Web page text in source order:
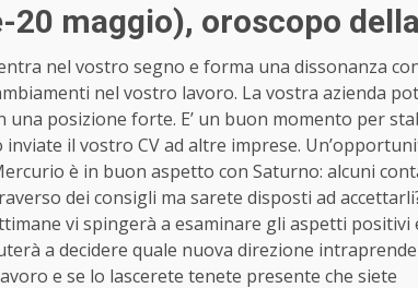
20 maggio), oroscopo
nel vostro segno e forma una dissonanza
nel vostro lavoro. La vostra azienda
posizione forte. E’ un buon momento per
inviate il vostro CV ad altre imprese.
è in buon aspetto con Saturno: alcuni
dei consigli ma sarete disposti ad
vi spingerà a esaminare gli aspetti
a decidere quale nuova direzione
e se lo lascerete tenete presente che siete